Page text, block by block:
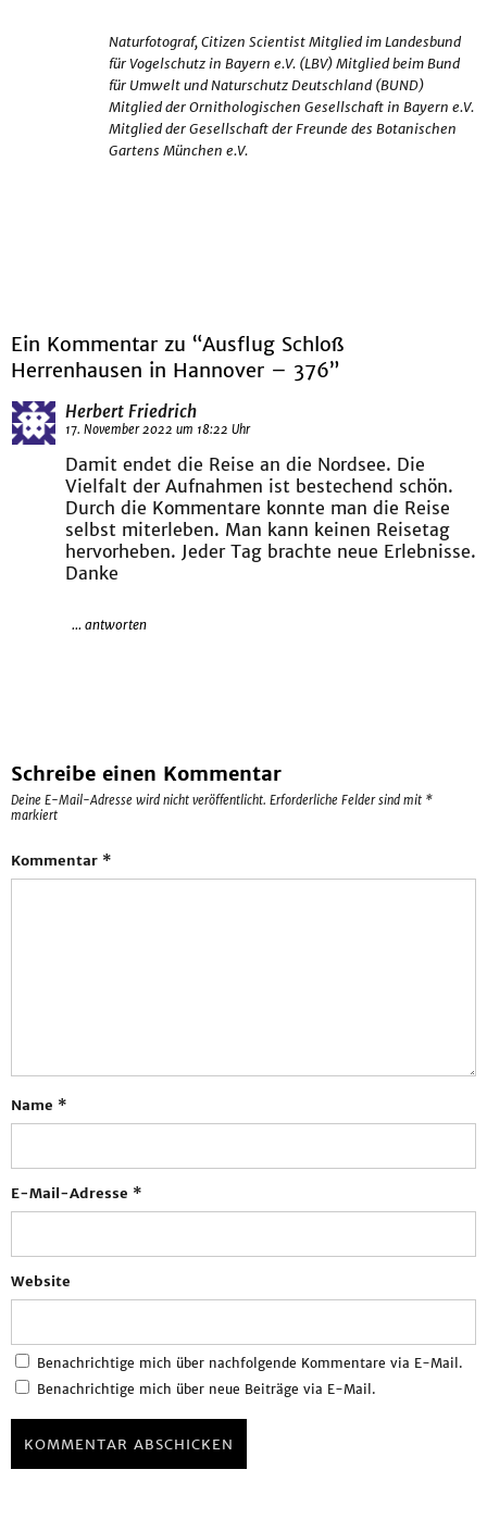
Naturfotograf, Citizen Scientist Mitglied im Landesbund
für Vogelschutz in Bayern e.V. (LBV) Mitglied beim Bund
für Umwelt und Naturschutz Deutschland (BUND)
Mitglied der Ornithologischen Gesellschaft in Bayern e.V.
Mitglied der Gesellschaft der Freunde des Botanischen
Gartens München e.V.
Ein Kommentar zu “Ausflug Schloß
Herrenhausen in Hannover – 376”
Herbert Friedrich
17. November 2022 um 18:22 Uhr
Damit endet die Reise an die Nordsee. Die
Vielfalt der Aufnahmen ist bestechend schön.
Durch die Kommentare konnte man die Reise
selbst miterleben. Man kann keinen Reisetag
hervorheben. Jeder Tag brachte neue Erlebnisse.
Danke
... antworten
Schreibe einen Kommentar
Deine E-Mail-Adresse wird nicht veröffentlicht. Erforderliche Felder sind mit *
markiert
Kommentar *
Name *
E-Mail-Adresse *
Website
Benachrichtige mich über nachfolgende Kommentare via E-Mail.
Benachrichtige mich über neue Beiträge via E-Mail.